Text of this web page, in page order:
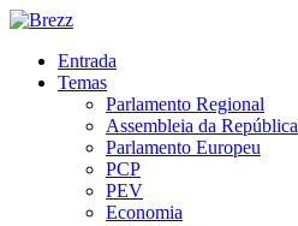
Entrada
Temas
Parlamento Regional
Assembleia da República
Parlamento Europeu
PCP
PEV
Economia